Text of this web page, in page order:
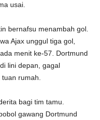
usai.
bernafsu menambah gol.
Ajax unggul tiga gol,
menit ke-57. Dortmund
lini depan, gagal
rumah.
bagi tim tamu.
gawang Dortmund